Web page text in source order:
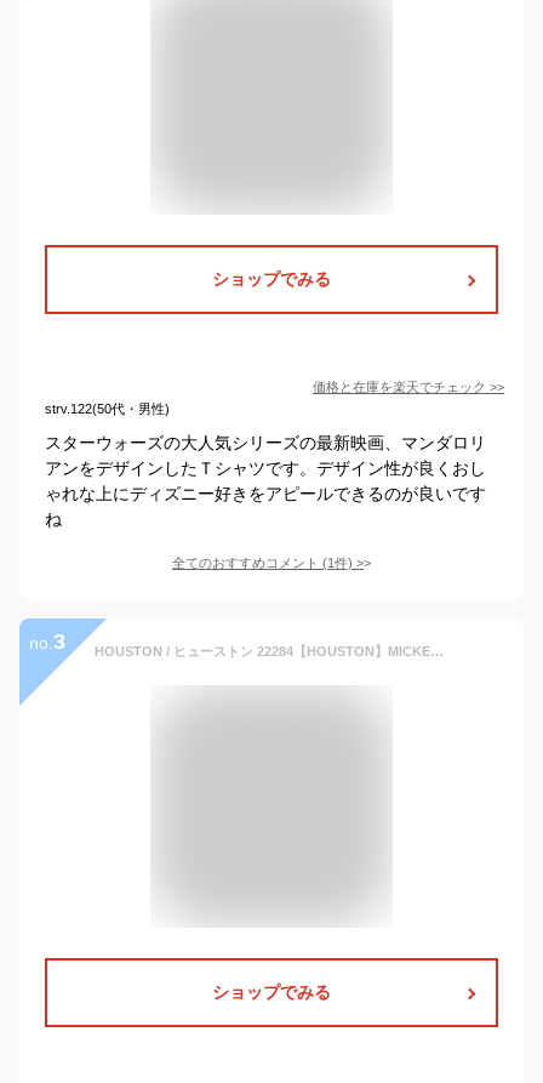
ショップでみる
価格と在庫を楽天でチェック >>
strv.122(50代・男性)
スターウォーズの大人気シリーズの最新映画、マンダロリ
アンをデザインしたＴシャツです。デザイン性が良くおし
ゃれな上にディズニー好きをアピールできるのが良いです
ね
全てのおすすめコメント (1件) >
no. 3 HOUSTON / ヒューストン 22284【HOUSTON】MICKEY PIGMENT PT S/S RINGER TEE / ミッキーピグメント半袖リンガーTEEシャツ -全3色- メンズ レディース プリント ディズニー レトロ コラボ 大きいサイズ [22284]
ショップでみる